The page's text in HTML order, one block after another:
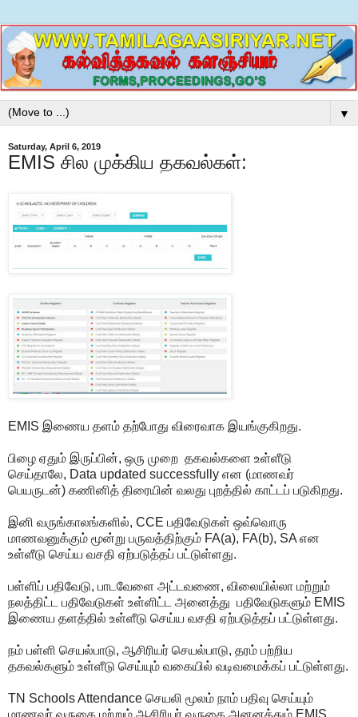
▼
Saturday, April 6, 2019
EMIS சில முக்கிய தகவல்கள்:
EMIS இணைய தளம் தற்போது விரைவாக இயங்குகிறது.
பிழை ஏதும் இருப்பின், ஒரு முறை தகவல்களை உள்ளீடு
செய்தாலே, Data updated successfully என (மாணவர்
பெயருடன்) கணினித் திரையின் வலது புறத்தில் காட்டப் படுகிறது.
இனி வருங்காலங்களில், CCE பதிவேடுகள் ஒவ்வொரு
மாணவனுக்கும் மூன்று பருவத்திற்கும் FA(a), FA(b), SA என
உள்ளீடு செய்ய வசதி ஏற்படுத்தப் பட்டுள்ளது.
பள்ளிப் பதிவேடு, பாடவேளை அட்டவணை, விலையில்லா மற்றும்
நலத்திட்ட பதிவேடுகள் உள்ளிட்ட அனைத்து பதிவேடுகளும் EMIS
இணைய தளத்தில் உள்ளீடு செய்ய வசதி ஏற்படுத்தப் பட்டுள்ளது.
நம் பள்ளி செயல்பாடு, ஆசிரியர் செயல்பாடு, தரம் பற்றிய
தகவல்களும் உள்ளீடு செய்யும் வகையில் வடிவமைக்கப் பட்டுள்ளது.
TN Schools Attendance செயலி மூலம் நாம் பதிவு செய்யும்
மாணவர் வருகை மற்றும் ஆசிரியர் வருகை அனனத்தும் EMIS